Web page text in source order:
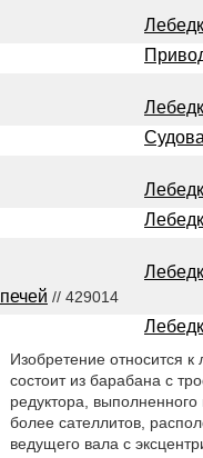
печей // 429014
Изобретение относится
состоит из барабана с
редуктора,
более сателлитов,
ведущего вала с